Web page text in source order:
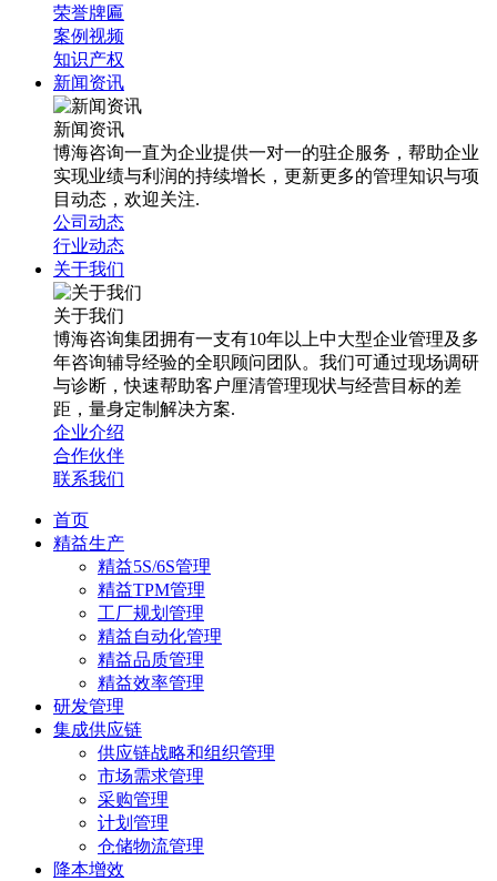
荣誉牌匾
案例视频
知识产权
新闻资讯
新闻资讯
博海咨询一直为企业提供一对一的驻企服务，帮助企业
实现业绩与利润的持续增长，更新更多的管理知识与项
目动态，欢迎关注.
公司动态
行业动态
关于我们
关于我们
博海咨询集团拥有一支有10年以上中大型企业管理及多
年咨询辅导经验的全职顾问团队。我们可通过现场调研
与诊断，快速帮助客户厘清管理现状与经营目标的差
距，量身定制解决方案.
企业介绍
合作伙伴
联系我们
首页
精益生产
精益5S/6S管理
精益TPM管理
工厂规划管理
精益自动化管理
精益品质管理
精益效率管理
研发管理
集成供应链
供应链战略和组织管理
市场需求管理
采购管理
计划管理
仓储物流管理
降本增效